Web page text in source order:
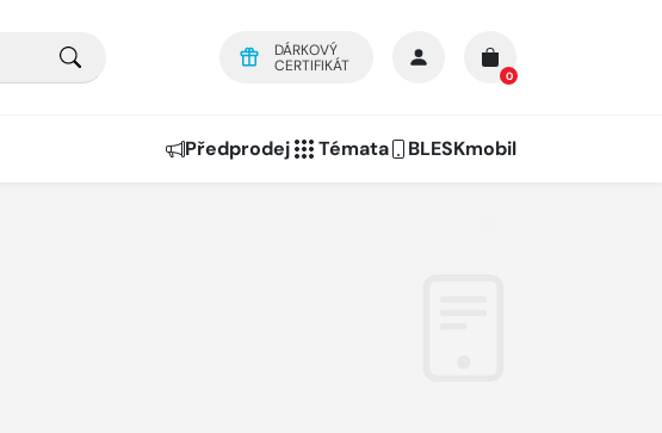
DÁRKOVÝ
CERTIFIKÁT
0
Předprodej Témata BLESKmobil